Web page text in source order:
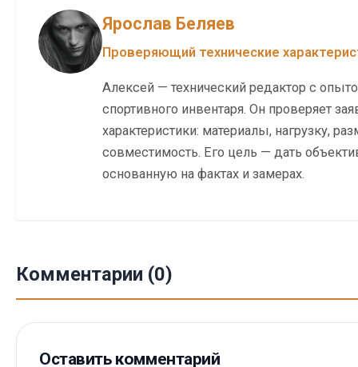
Ярослав Беляев
Проверяющий технические
Алексей — технический редактор с
спортивного инвентаря. Он проверяет
характеристики: материалы, нагрузку,
совместимость. Его цель — дать
основанную на фактах и замерах.
Комментарии (0)
Оставить комментарий